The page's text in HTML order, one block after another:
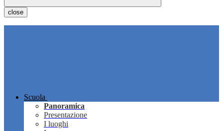
close
Scuola
Panoramica
Presentazione
I luoghi